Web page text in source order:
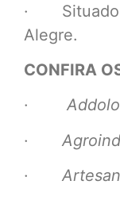
· Situado
Alegre.
CONFIRA
·
·
·